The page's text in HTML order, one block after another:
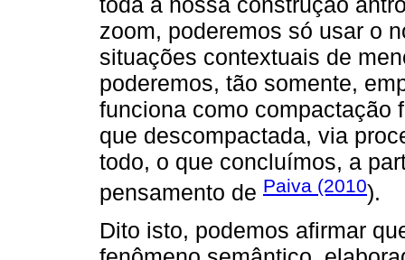
zoom, poderemos só usar o
situações contextuais de
poderemos, tão somente,
funciona como compactação
que descompactada, via
todo, o que concluímos, a
pensamento de Paiva (2010).
Dito isto, podemos afirmar